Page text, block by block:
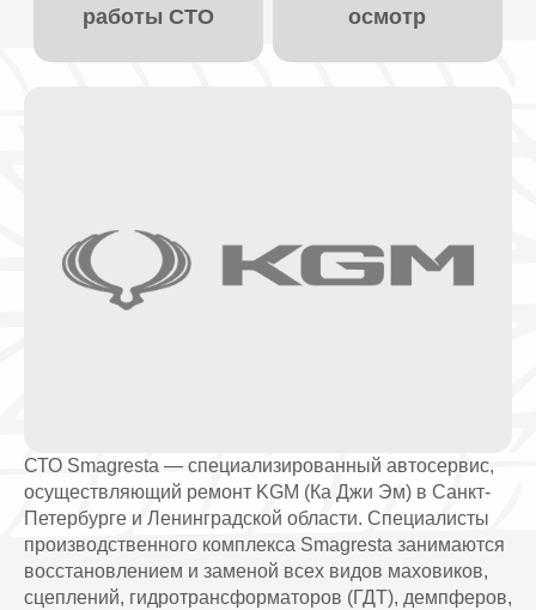
работы СТО
осмотр
СТО Smagresta — специализированный автосервис,
осуществляющий ремонт KGM (Ка Джи Эм) в Санкт-
Петербурге и Ленинградской области. Специалисты
производственного комплекса Smagresta занимаются
восстановлением и заменой всех видов маховиков,
сцеплений, гидротрансформаторов (ГДТ), демпферов,